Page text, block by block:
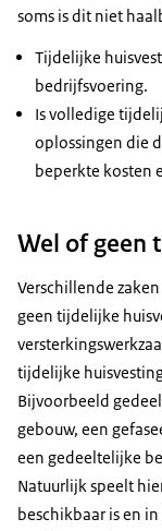
soms is dit niet
Tijdelijke
bedrijfsvoering.
Is volledige
oplossingen die
beperkte kosten
Wel of geen
Verschillende
geen tijdelijke
tijdelijke
Bijvoorbeeld
gebouw, een
een gedeeltelijke
Natuurlijk speelt
beschikbaar is en